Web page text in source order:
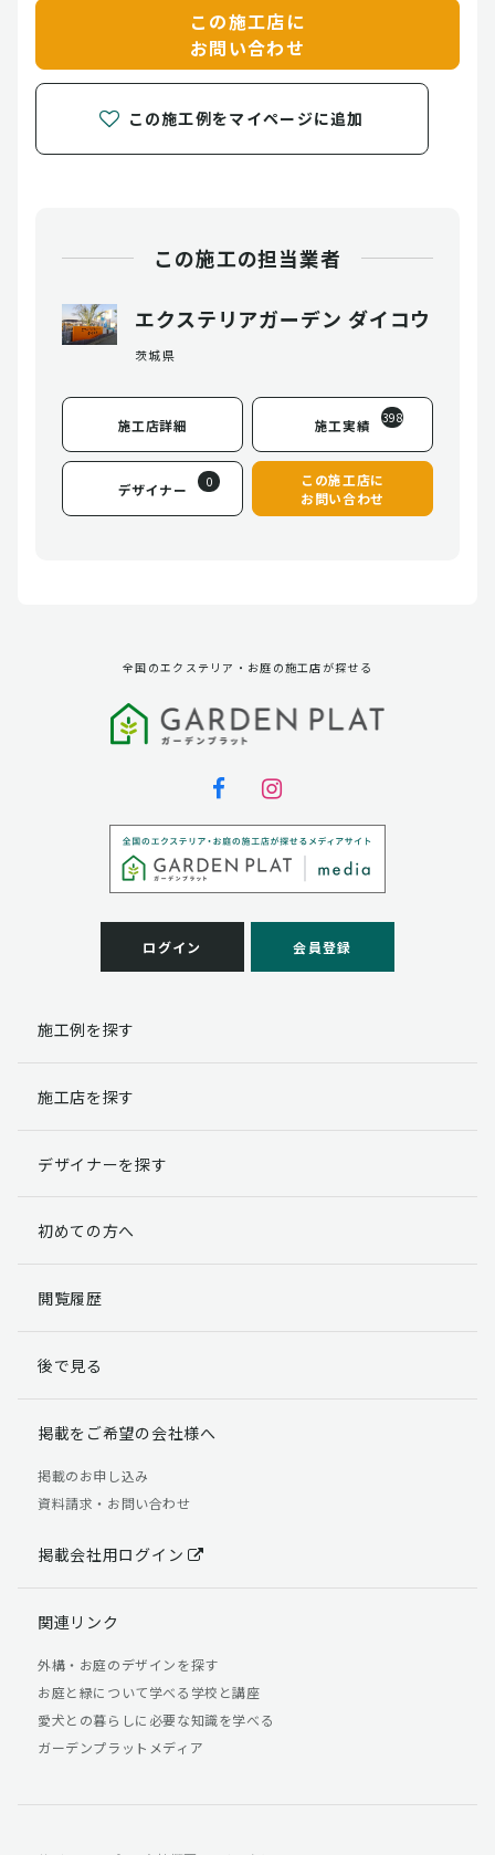
この施工店に
お問い合わせ
この施工例をマイページに追加
この施工の担当業者
エクステリアガーデン ダイコウ
茨城県
施工店詳細 施工実績 398
デザイナー 0
この施工店に
お問い合わせ
全国のエクステリア・お庭の施工店が探せる
ログイン 会員登録
施工例を探す
施工店を探す
デザイナーを探す
初めての方へ
閲覧履歴
後で見る
掲載をご希望の会社様へ
掲載のお申し込み
資料請求・お問い合わせ
掲載会社用ログイン
関連リンク
外構・お庭のデザインを探す
お庭と緑について学べる学校と講座
愛犬との暮らしに必要な知識を学べる
ガーデンプラットメディア